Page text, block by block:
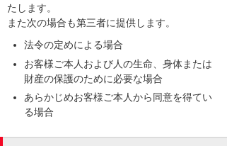
たします。
また次の場合も第三者に提供します。
法令の定めによる場合
お客様ご本人および人の生命、身体または
財産の保護のために必要な場合
あらかじめお客様ご本人から同意を得てい
る場合